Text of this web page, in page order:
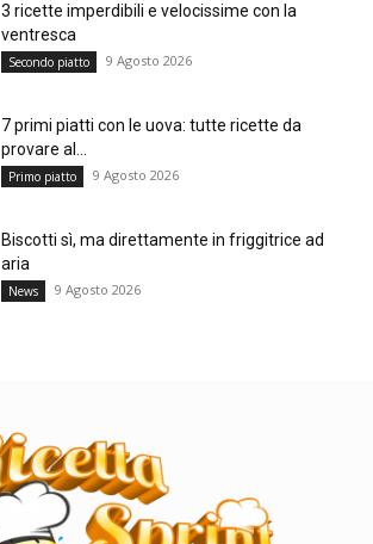
3 ricette imperdibili e velocissime con la
ventresca
Secondo piatto 9 Agosto 2026
7 primi piatti con le uova: tutte ricette da
provare al...
Primo piatto 9 Agosto 2026
Biscotti sì, ma direttamente in friggitrice ad
aria
News 9 Agosto 2026